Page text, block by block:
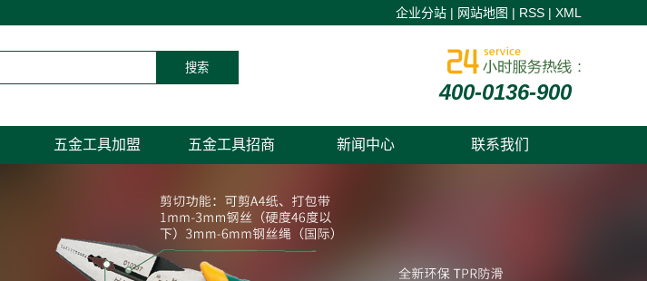
企业分站 | 网站地图 | RSS | XML
400-0136-900
五金工具加盟 五金工具招商 新闻中心
五金工具招商新闻
五金工具代工知识
联系我们